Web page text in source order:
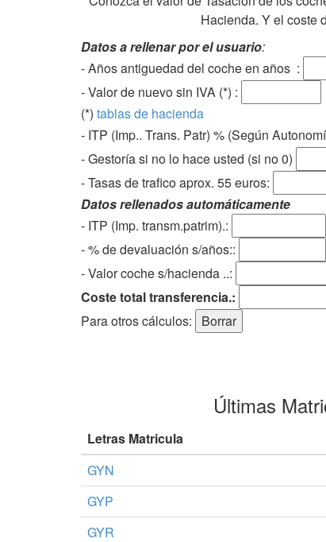
Hacienda. Y el coste
Datos a rellenar por el usuario:
- Años antiguedad del coche en años :
- Valor de nuevo sin IVA (*) :
(*) tablas de hacienda
- ITP (Imp.. Trans. Patr) % (Según
- Gestoría si no lo hace usted (si no 0)
-Tasas de trafico aprox. 55 euros:
Datos rellenados automáticamente
- ITP (Imp. transm.patrim).:
- % de devaluación s/años::
- Valor coche s/hacienda ..:
Coste total transferencia.:
Para otros cálculos:
Últimas
Letras Matricula
GYN
GYP
GYR